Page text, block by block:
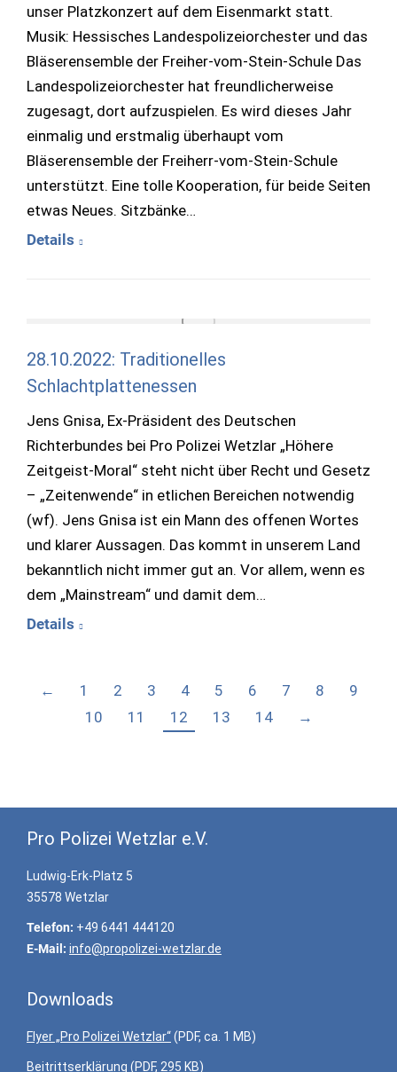
unser Platzkonzert auf dem Eisenmarkt statt.
Musik: Hessisches Landespolizeiorchester und das
Bläserensemble der Freiher-vom-Stein-Schule Das
Landespolizeiorchester hat freundlicherweise
zugesagt, dort aufzuspielen. Es wird dieses Jahr
einmalig und erstmalig überhaupt vom
Bläserensemble der Freiherr-vom-Stein-Schule
unterstützt. Eine tolle Kooperation, für beide Seiten
etwas Neues. Sitzbänke…
Details
28.10.2022: Traditionelles
Schlachtplattenessen
Jens Gnisa, Ex-Präsident des Deutschen
Richterbundes bei Pro Polizei Wetzlar „Höhere
Zeitgeist-Moral“ steht nicht über Recht und Gesetz
– „Zeitenwende“ in etlichen Bereichen notwendig
(wf). Jens Gnisa ist ein Mann des offenen Wortes
und klarer Aussagen. Das kommt in unserem Land
bekanntlich nicht immer gut an. Vor allem, wenn es
dem „Mainstream“ und damit dem…
Details
← 1 2 3 4 5 6 7 8
9
10
11 12 13 14 →
Pro Polizei Wetzlar e.V.
Ludwig-Erk-Platz 5
35578 Wetzlar
Telefon: +49 6441 444120
E-Mail: info@propolizei-wetzlar.de
Downloads
Flyer „Pro Polizei Wetzlar“(PDF, ca. 1 MB)
Beitrittserklärung (PDF, 295 KB)